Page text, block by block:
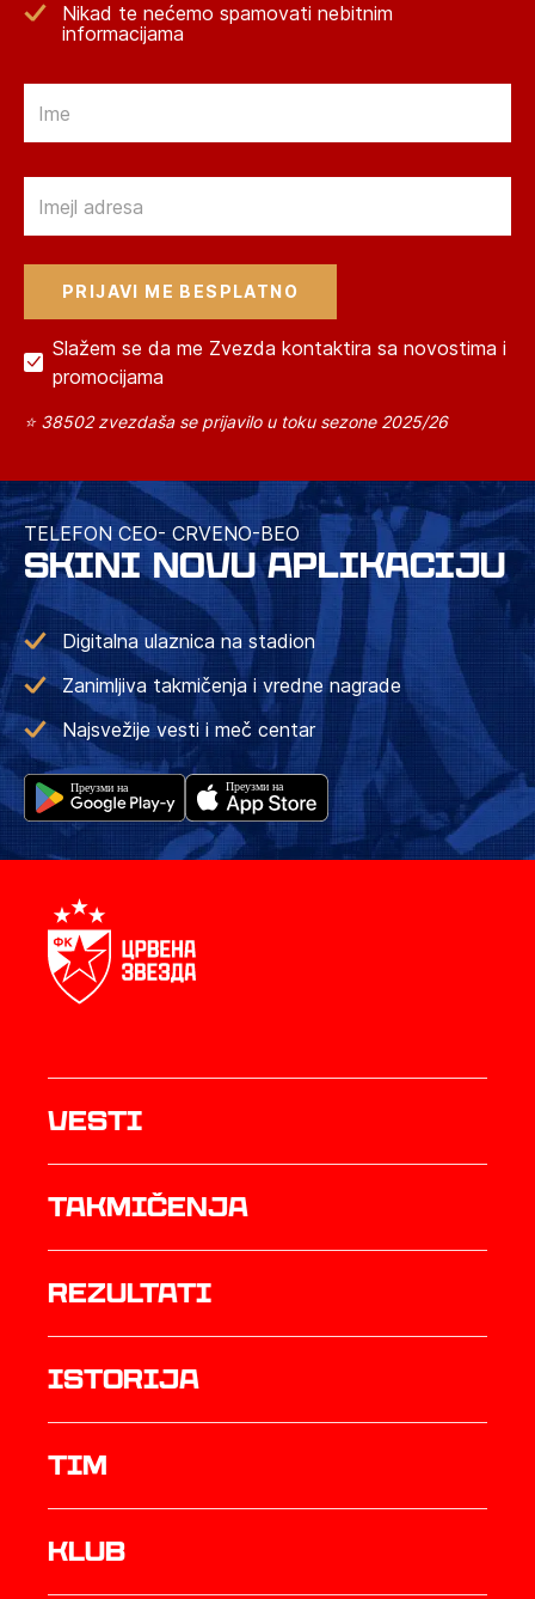
Nikad te nećemo spamovati nebitnim
informacijama
Slažem se da me Zvezda kontaktira sa novostima i
promocijama
⭐ 38502 zvezdaša se prijavilo u toku sezone 2025/26
TELEFON CEO- CRVENO-BEO
SKINI NOVU APLIKACIJU
Digitalna ulaznica na stadion
Zanimljiva takmičenja i vredne nagrade
Najsvežije vesti i meč centar
Vesti
Takmičenja
rezultati
istorija
TIM
Klub